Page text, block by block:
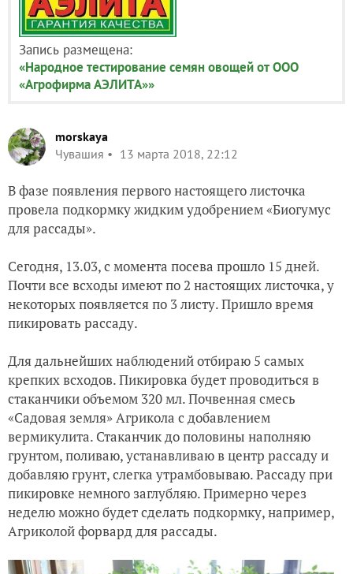
Запись размещена:
«Народное тестирование семян овощей от ООО
«Агрофирма АЭЛИТА»»
morskaya
Чувашия
13 марта 2018, 22:12
В фазе появления первого настоящего листочка
провела подкормку жидким удобрением «Биогумус
для рассады».
Сегодня, 13.03, с момента посева прошло 15 дней.
Почти все всходы имеют по 2 настоящих листочка, у
некоторых появляется по 3 листу. Пришло время
пикировать рассаду.
Для дальнейших наблюдений отбираю 5 самых
крепких всходов. Пикировка будет проводиться в
стаканчики объемом 320 мл. Почвенная смесь
«Садовая земля» Агрикола с добавлением
вермикулита. Стаканчик до половины наполняю
грунтом, поливаю, устанавливаю в центр рассаду и
добавляю грунт, слегка утрамбовываю. Рассаду при
пикировке немного заглубляю. Примерно через
неделю можно будет сделать подкормку, например,
Агриколой форвард для рассады.